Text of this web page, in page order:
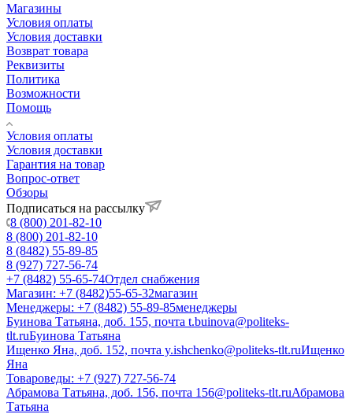
Магазины
Условия оплаты
Условия доставки
Возврат товара
Реквизиты
Политика
Возможности
Помощь
Условия оплаты
Условия доставки
Гарантия на товар
Вопрос-ответ
Обзоры
Подписаться на рассылку
8 (800) 201-82-10
8 (800) 201-82-10
8 (8482) 55-89-85
8 (927) 727-56-74
+7 (8482) 55-65-74Отдел снабжения
Магазин: +7 (8482)55-65-32магазин
Менеджеры: +7 (8482) 55-89-85менеджеры
Буинова Татьяна, доб. 155, почта t.buinova@politeks-
tlt.ruБуинова Татьяна
Ищенко Яна, доб. 152, почта y.ishchenko@politeks-tlt.ruИщенко
Яна
Товароведы: +7 (927) 727-56-74
Абрамова Татьяна, доб. 156, почта 156@politeks-tlt.ruАбрамова
Татьяна